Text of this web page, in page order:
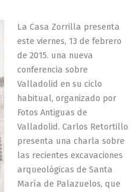
La Casa Zorrilla presenta
este viernes, 13 de febrero
de 2015. una nueva
conferencia sobre
Valladolid en su ciclo
habitual, organizado por
Fotos Antiguas de
Valladolid. Carlos Retortillo
presenta una charla sobre
las recientes excavaciones
arqueológicas de Santa
María de Palazuelos, que